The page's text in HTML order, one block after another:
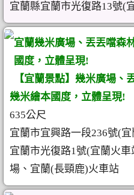
宜蘭縣宜蘭市光復路13號(
宜蘭幾米廣場、丟丟噹森
國度，立體呈現!
【宜蘭景點】幾米廣場、
幾米繪本國度，立體呈現!
635公尺
宜蘭市宜興路一段236號(
宜蘭市光復路1號(宜蘭火
場、宜蘭(長頸鹿)火車站